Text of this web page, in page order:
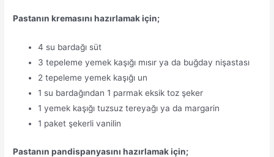
Pastanın kremasını hazırlamak için;
4 su bardağı süt
3 tepeleme yemek kaşığı mısır ya da buğday nişastası
2 tepeleme yemek kaşığı un
1 su bardağından 1 parmak eksik toz şeker
1 yemek kaşığı tuzsuz tereyağı ya da margarin
1 paket şekerli vanilin
Pastanın pandispanyasını hazırlamak için;